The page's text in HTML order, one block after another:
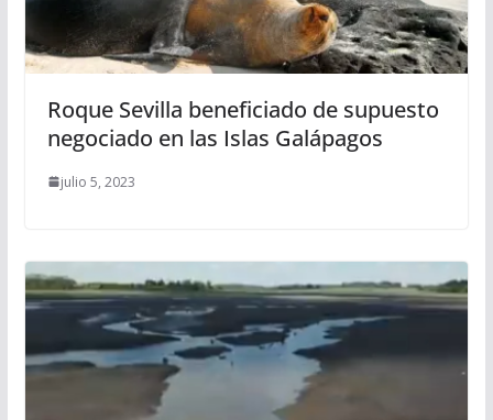
Roque Sevilla beneficiado de supuesto
negociado en las Islas Galápagos
julio 5, 2023